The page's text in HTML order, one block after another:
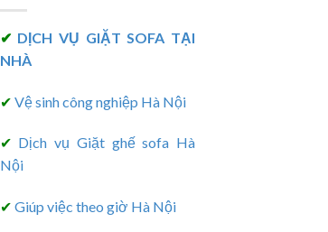
✔ DỊCH VỤ GIẶT SOFA TẠI
NHÀ
✔ Vệ sinh công nghiệp Hà Nội
✔ Dịch vụ Giặt ghế sofa Hà
Nội
✔ Giúp việc theo giờ Hà Nội